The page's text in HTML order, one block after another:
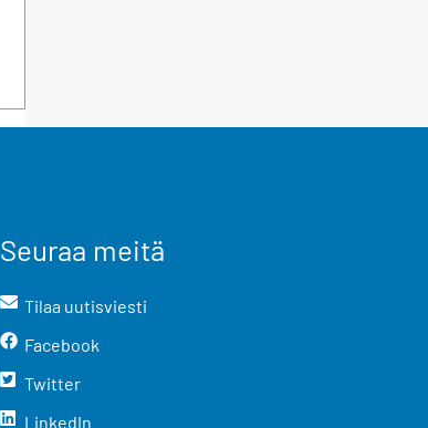
Seuraa meitä
Tilaa uutisviesti
Facebook
Twitter
LinkedIn